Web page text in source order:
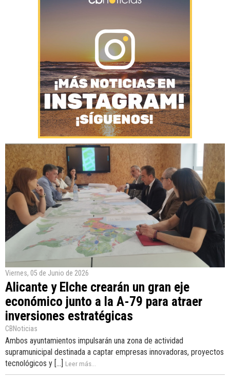
Viernes, 05 de Junio de 2026
Alicante y Elche crearán un gran eje
económico junto a la A-79 para atraer
inversiones estratégicas
CBNoticias
Ambos ayuntamientos impulsarán una zona de actividad
supramunicipal destinada a captar empresas innovadoras, proyectos
tecnológicos y [...]
Leer más...